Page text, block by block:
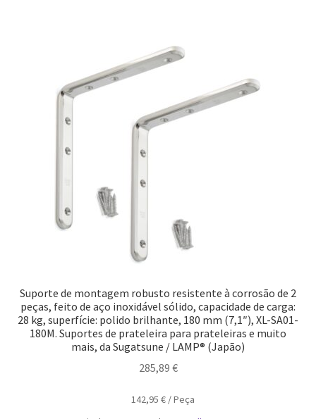
Suporte de montagem robusto resistente à corrosão de 2
peças, feito de aço inoxidável sólido, capacidade de carga:
28 kg, superfície: polido brilhante, 180 mm (7,1″), XL-SA01-
180M. Suportes de prateleira para prateleiras e muito
mais, da Sugatsune / LAMP® (Japão)
285,89 €
142,95€ /Peça